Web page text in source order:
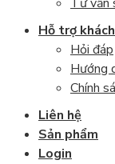
Hỗ trợ
Hỏi đáp
Hướng
Chính
Liên hệ
Sản phẩm
Login